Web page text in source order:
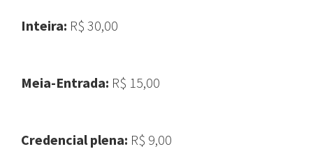
Inteira: R$ 30,00
Meia-Entrada: R$ 15,00
Credencial plena: R$ 9,00